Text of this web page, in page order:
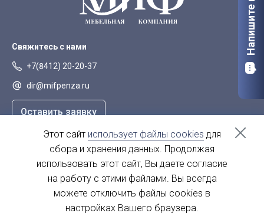
Свяжитесь с нами
+7(8412) 20-20-37
dir@mifpenza.ru
Оставить заявку
г. Пенза, ул. Аустрина, 139а
пн-пт - с 9.00-18.00
сб, вс - выходной
Напишите нам
Этот сайт использует файлы cookies для
сбора и хранения данных. Продолжая
использовать этот сайт, Вы даете согласие
на работу с этими файлами. Вы всегда
можете отключить файлы cookies в
настройках Вашего браузера.